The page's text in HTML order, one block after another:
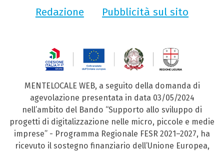
Redazione
Pubblicità sul sito
MENTELOCALE WEB, a seguito della domanda di
agevolazione presentata in data 03/05/2024
nell’ambito del Bando “Supporto allo sviluppo di
progetti di digitalizzazione nelle micro, piccole e medie
imprese” - Programma Regionale FESR 2021–2027, ha
ricevuto il sostegno finanziario dell’Unione Europea,